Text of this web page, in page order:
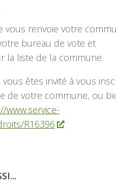
vous renvoie votre
bureau de vote et
la liste de la commune.
vous êtes invité à vous
de votre commune, ou
www.service-
R16396